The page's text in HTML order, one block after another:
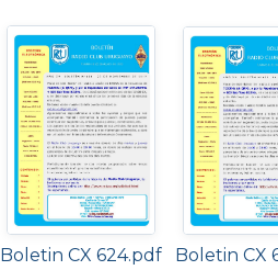
Boletin CX 624.pdf Boletin CX